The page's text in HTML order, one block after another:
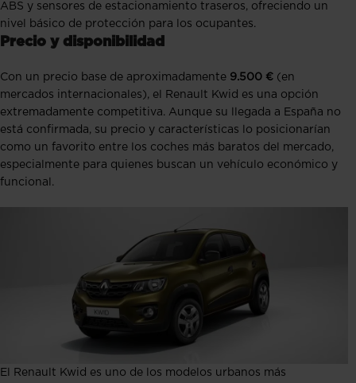
ABS y sensores de estacionamiento traseros, ofreciendo un
nivel básico de protección para los ocupantes.
Precio y disponibilidad
Con un precio base de aproximadamente 9.500 € (en
mercados internacionales), el Renault Kwid es una opción
extremadamente competitiva. Aunque su llegada a España no
está confirmada, su precio y características lo posicionarían
como un favorito entre los coches más baratos del mercado,
especialmente para quienes buscan un vehículo económico y
funcional.
El Renault Kwid es uno de los modelos urbanos más